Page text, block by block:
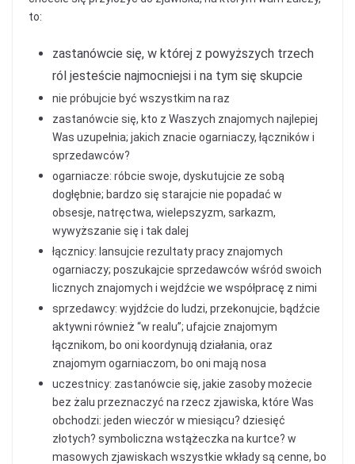
to:
zastanówcie się, w której z powyższych trzech
ról jesteście najmocniejsi i na tym się skupcie
nie próbujcie być wszystkim na raz
zastanówcie się, kto z Waszych znajomych najlepiej
Was uzupełnia; jakich znacie ogarniaczy, łączników i
sprzedawców?
ogarniacze: róbcie swoje, dyskutujcie ze sobą
dogłębnie; bardzo się starajcie nie popadać w
obsesje, natręctwa, wielepszyzm, sarkazm,
wywyższanie się i tak dalej
łącznicy: lansujcie rezultaty pracy znajomych
ogarniaczy; poszukajcie sprzedawców wśród swoich
licznych znajomych i wejdźcie we współpracę z nimi
sprzedawcy: wyjdźcie do ludzi, przekonujcie, bądźcie
aktywni również “w realu”; ufajcie znajomym
łącznikom, bo oni koordynują działania, oraz
znajomym ogarniaczom, bo oni mają nosa
uczestnicy: zastanówcie się, jakie zasoby możecie
bez żalu przeznaczyć na rzecz zjawiska, które Was
obchodzi: jeden wieczór w miesiącu? dziesięć
złotych? symboliczna wstążeczka na kurtce? w
masowych zjawiskach wszystkie wkłady są cenne, bo